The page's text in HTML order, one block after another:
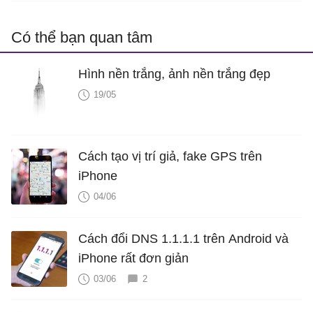
Có thể bạn quan tâm
Hình nền trắng, ảnh nền trắng đẹp
19/05
Cách tạo vị trí giả, fake GPS trên
iPhone
04/06
Cách đổi DNS 1.1.1.1 trên Android và
iPhone rất đơn giản
03/06 2